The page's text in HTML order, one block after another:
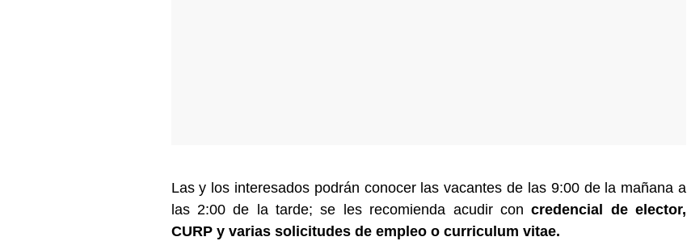
Las y los interesados podrán conocer las vacantes de las 9:00 de la mañana a
las 2:00 de la tarde; se les recomienda acudir concredencial de elector,
CURP y varias solicitudes de empleo o curriculum vitae.